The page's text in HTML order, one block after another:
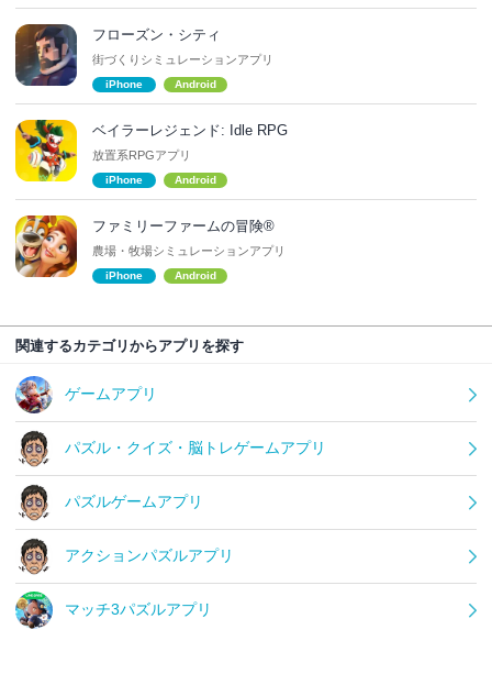
フローズン・シティ
街づくりシミュレーションアプリ
iPhone Android
ベイラーレジェンド: Idle RPG
放置系RPGアプリ
iPhone Android
ファミリーファームの冒険®
農場・牧場シミュレーションアプリ
iPhone Android
関連するカテゴリからアプリを探す
ゲームアプリ
パズル・クイズ・脳トレゲームアプリ
パズルゲームアプリ
アクションパズルアプリ
マッチ3パズルアプリ